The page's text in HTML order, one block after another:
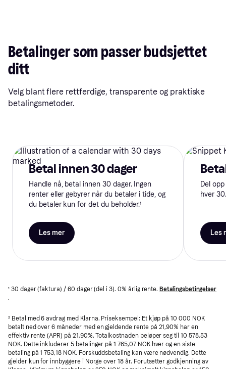
Betalinger som passer budsjettet
ditt
Velg blant flere rettferdige, transparente og praktiske
betalingsmetoder.
Betal innen 30 dager
Handle nå, betal innen 30 dager. Ingen
renter eller gebyrer når du betaler i tide, og
du betaler kun for det du beholder.¹
Les mer
Del
hver
Les
¹ 30 dager (faktura) / 60 dager (del i 3). 0% årlig rente.Betalingsbetingelser
.
² Betal med 6 avdrag med Klarna. Priseksempel: Et kjøp på 10 000 NOK
betalt ned over 6 måneder med en gjeldende rente på 21,90% har en
effektiv rente (APR) på 21,90%. Totalkostnaden beløper seg til 10 578,53
NOK. Dette inkluderer 5 betalinger på 1 765,07 NOK hver og en siste
betaling på 1 753,18 NOK. Forskuddsbetaling kan være nødvendig. Dette
gjelder kun for innbyggere i Norge over 18 år. Forutsetter godkjenning av